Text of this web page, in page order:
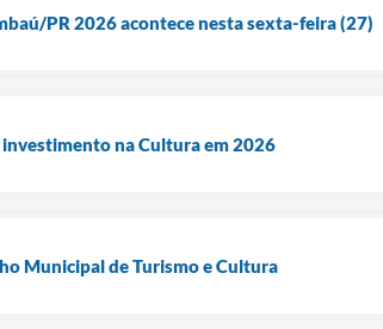
PR 2026 acontece nesta sexta-feira (27)
na Cultura em 2026
Municipal de Turismo e Cultura